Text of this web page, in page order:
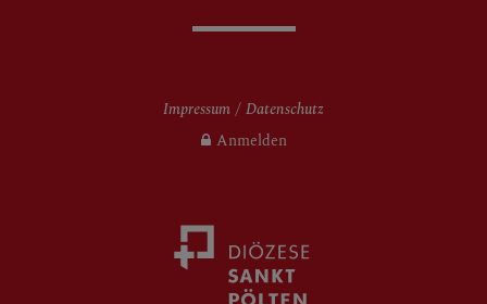
Impressum
Datenschutz
Anmelden